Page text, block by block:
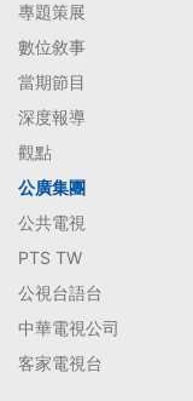
專題策展
數位敘事
當期節目
深度報導
觀點
公廣集團
公共電視
PTS TW
公視台語台
中華電視公司
客家電視台